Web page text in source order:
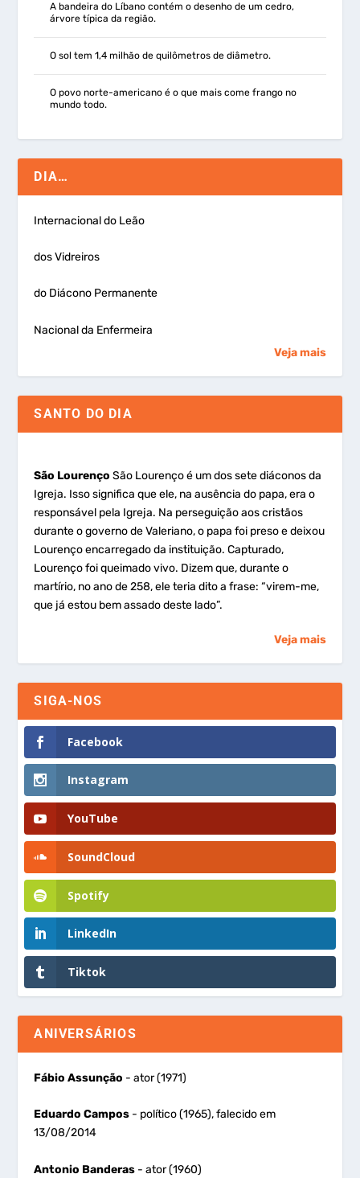
A bandeira do Líbano contém o desenho de um cedro,
árvore típica da região.
O sol tem 1,4 milhão de quilômetros de diâmetro.
O povo norte-americano é o que mais come frango no
mundo todo.
DIA…
Internacional do Leão
dos Vidreiros
do Diácono Permanente
Nacional da Enfermeira
Veja mais
SANTO DO DIA
São Lourenço São Lourenço é um dos sete diáconos da
Igreja. Isso significa que ele, na ausência do papa, era o
responsável pela Igreja. Na perseguição aos cristãos
durante o governo de Valeriano, o papa foi preso e deixou
Lourenço encarregado da instituição. Capturado,
Lourenço foi queimado vivo. Dizem que, durante o
martírio, no ano de 258, ele teria dito a frase: “virem-me,
que já estou bem assado deste lado”.
Veja mais
SIGA-NOS
Facebook
Instagram
YouTube
SoundCloud
Spotify
LinkedIn
Tiktok
ANIVERSÁRIOS
Fábio Assunção - ator (1971)
Eduardo Campos - político (1965), falecido em
13/08/2014
Antonio Banderas - ator (1960)